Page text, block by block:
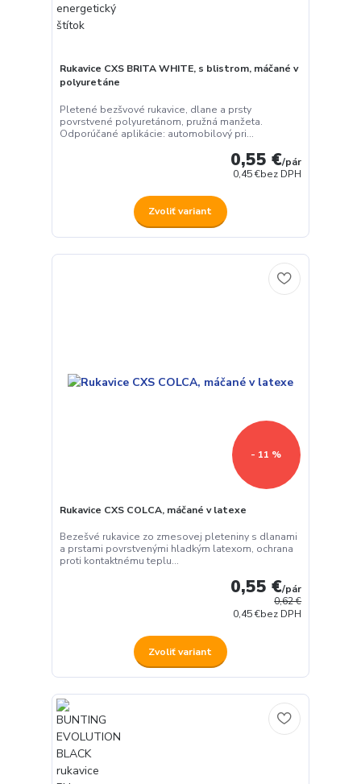
Rukavice CXS BRITA WHITE, s blistrom, máčané v
polyuretáne
Pletené bezšvové rukavice, dlane a prsty
povrstvené polyuretánom, pružná manžeta.
Odporúčané aplikácie: automobilový pri...
0,55 €/pár
0,45 €bez DPH
Zvoliť variant
- 11 %
Rukavice CXS COLCA, máčané v latexe
Bezešvé rukavice zo zmesovej pleteniny s dlanami
a prstami povrstvenými hladkým latexom, ochrana
proti kontaktnému teplu...
0,62 €
0,55 €/pár
0,45 €bez DPH
Zvoliť variant